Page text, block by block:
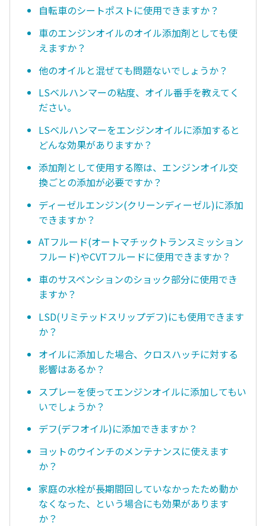
自転車のシートポストに使用できますか？
車のエンジンオイルのオイル添加剤としても使
えますか？
他のオイルと混ぜても問題ないでしょうか？
LSベルハンマーの粘度、オイル番手を教えてく
ださい。
LSベルハンマーをエンジンオイルに添加すると
どんな効果がありますか？
添加剤として使用する際は、エンジンオイル交
換ごとの添加が必要ですか？
ディーゼルエンジン(クリーンディーゼル)に添加
できますか？
ATフルード(オートマチックトランスミッション
フルード)やCVTフルードに使用できますか？
車のサスペンションのショック部分に使用でき
ますか？
LSD(リミテッドスリップデフ)にも使用できます
か？
オイルに添加した場合、クロスハッチに対する
影響はあるか？
スプレーを使ってエンジンオイルに添加してもい
いでしょうか？
デフ(デフオイル)に添加できますか？
ヨットのウインチのメンテナンスに使えます
か？
家庭の水栓が長期間回していなかったため動か
なくなった、という場合にも効果があります
か？